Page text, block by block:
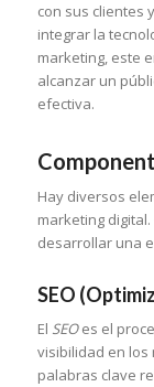
con sus clientes
integrar la
marketing, este
alcanzar un
efectiva.
Hay diversos
marketing
desarrollar una
SEO
El SEOes el
visibilidad en los
palabras clave